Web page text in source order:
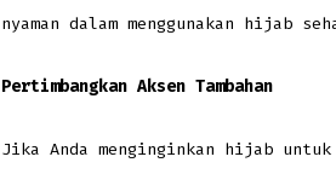
nyaman dalam menggunakan hijab
Pertimbangkan Aksen Tambahan
Jika Anda menginginkan hijab